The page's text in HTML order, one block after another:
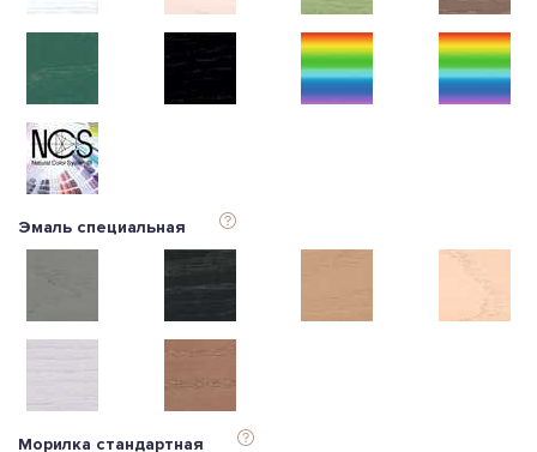
Эмаль специальная
Морилка стандартная